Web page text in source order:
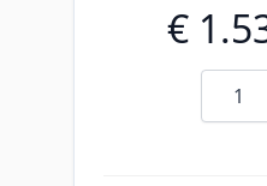
€
Aantal